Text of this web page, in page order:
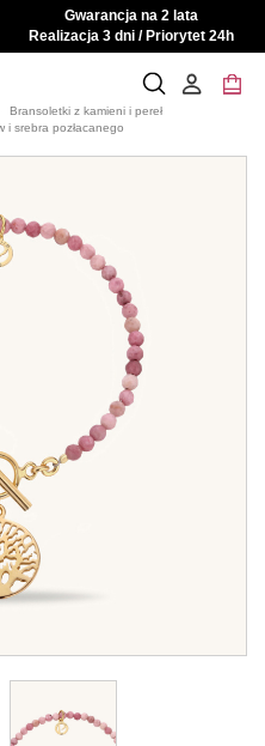
Gwarancja na 2 lata
Realizacja 3 dni / Priorytet 24h
Bransoletki z kamieni i pereł
i srebra pozłacanego